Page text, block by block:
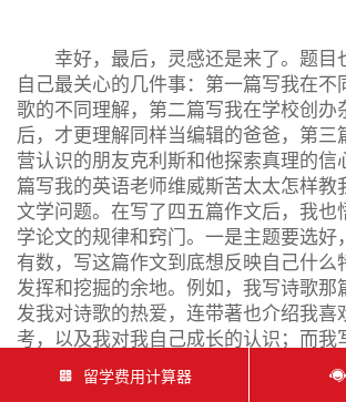
幸好，最后，灵感还是来了。题目
自己最关心的几件事：第一篇写我在不
歌的不同理解，第二篇写我在学校创办
后，才更理解同样当编辑的爸爸，第三
营认识的朋友克利斯和他探索真理的信
篇写我的英语老师维威斯苦太太怎样教
文学问题。在写了四五篇作文后，我也
学论文的规律和窍门。一是主题要选好
有数，写这篇作文到底想反映自己什么
发挥和挖掘的余地。例如，我写诗歌那
发我对诗歌的热爱，连带著也介绍我喜
考，以及我对我自己成长的认识；而我
篇作文呢，则主要是写我如何能将理
锲而不舍地追求，如何&rquo;有领导才
留学费用计算器